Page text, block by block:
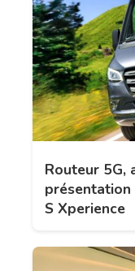
Routeur 5G,
présentation
S Xperience